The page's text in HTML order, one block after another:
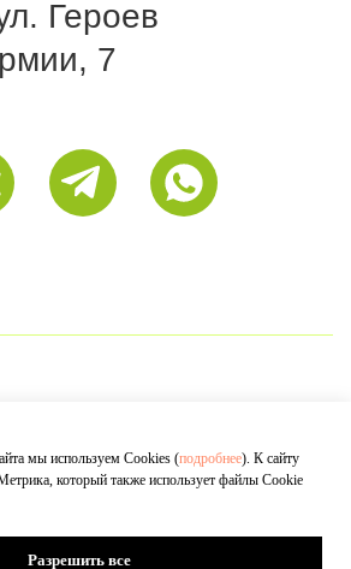
мы используем Cookies (подробнее). К сайту
который также использует файлы Cookie
Разрешить все